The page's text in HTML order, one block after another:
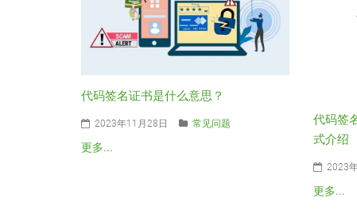
代码签名证书是什么意思？
2023年11月28日 常见问题
更多...
代码签
式介绍
2023
更多...